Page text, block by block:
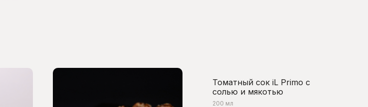
Томатный сок iL Primo с
солью и мякотью
200 мл